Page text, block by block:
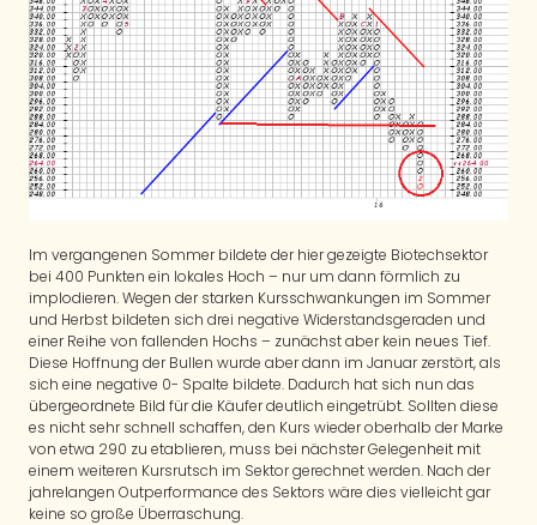
Im vergangenen Sommer bildete der hier gezeigte Biotechsektor
bei 400 Punkten ein lokales Hoch – nur um dann förmlich zu
implodieren. Wegen der starken Kursschwankungen im Sommer
und Herbst bildeten sich drei negative Widerstandsgeraden und
einer Reihe von fallenden Hochs – zunächst aber kein neues Tief.
Diese Hoffnung der Bullen wurde aber dann im Januar zerstört, als
sich eine negative 0- Spalte bildete. Dadurch hat sich nun das
übergeordnete Bild für die Käufer deutlich eingetrübt. Sollten diese
es nicht sehr schnell schaffen, den Kurs wieder oberhalb der Marke
von etwa 290 zu etablieren, muss bei nächster Gelegenheit mit
einem weiteren Kursrutsch im Sektor gerechnet werden. Nach der
jahrelangen Outperformance des Sektors wäre dies vielleicht gar
keine so große Überraschung.